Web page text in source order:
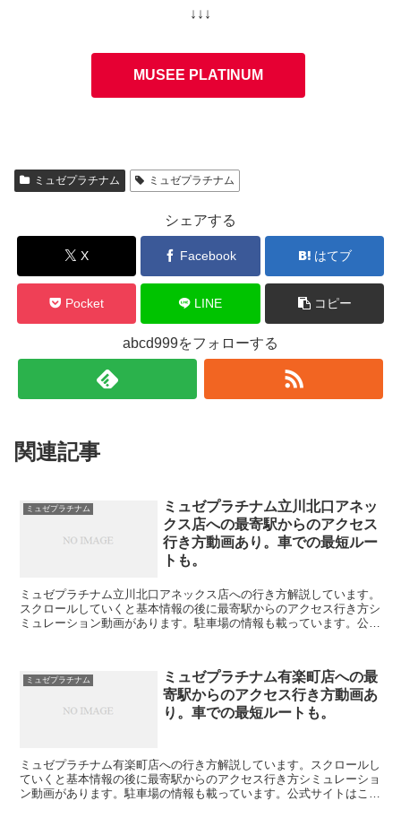
↓↓↓
MUSEE PLATINUM
ミュゼプラチナム ミュゼプラチナム
シェアする
X Facebook はてブ
Pocket LINE コピー
abcd999をフォローする
関連記事
ミュゼプラチナム
ミュゼプラチナム立川北口アネッ
クス店への最寄駅からのアクセス
行き方動画あり。車での最短ルー
トも。
ミュゼプラチナム立川北口アネックス店への行き方解説しています。
スクロールしていくと基本情報の後に最寄駅からのアクセス行き方シ
ミュレーション動画があります。駐車場の情報も載っています。公式
ミュゼプラチナム
ミュゼプラチナム有楽町店への最
寄駅からのアクセス行き方動画あ
り。車での最短ルートも。
ミュゼプラチナム有楽町店への行き方解説しています。スクロールし
ていくと基本情報の後に最寄駅からのアクセス行き方シミュレーショ
ン動画があります。駐車場の情報も載っています。公式サイトはここ